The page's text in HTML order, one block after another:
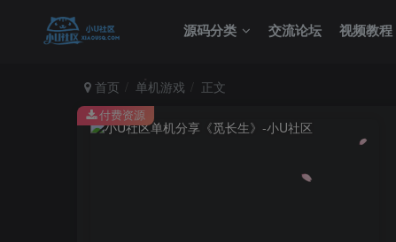
源码分类 交流论坛 视频教程
首页 单机游戏 正文
付费资源